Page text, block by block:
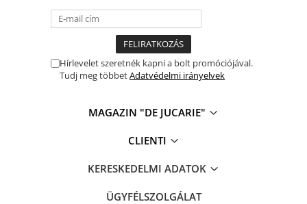
Hírlevelet szeretnék kapni a bolt promóciójával.
Tudj meg többetAdatvédelmi irányelvek
MAGAZIN "DE JUCARIE"
CLIENTI
KERESKEDELMI ADATOK
ÜGYFÉLSZOLGÁLAT